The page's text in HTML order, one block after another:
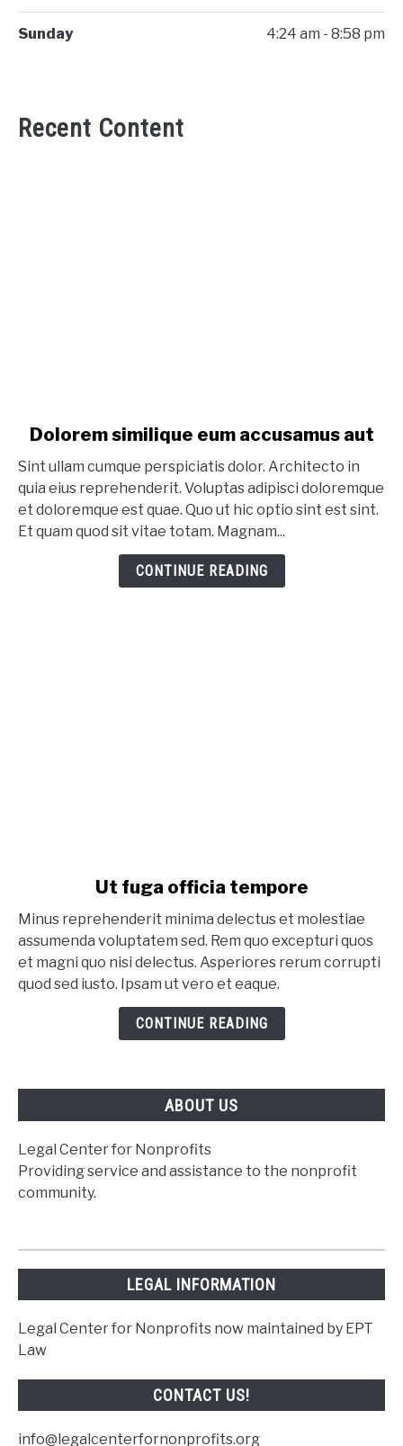
Sunday 4:24 am - 8:58 pm
Recent Content
link to Dolorem similique eum accusamus aut
Dolorem similique eum accusamus aut
Sint ullam cumque perspiciatis dolor. Architecto in
quia eius reprehenderit. Voluptas adipisci doloremque
et doloremque est quae. Quo ut hic optio sint est sint.
Et quam quod sit vitae totam. Magnam...
CONTINUE READING
link to Ut fuga officia tempore
Ut fuga officia tempore
Minus reprehenderit minima delectus et molestiae
assumenda voluptatem sed. Rem quo excepturi quos
et magni quo nisi delectus. Asperiores rerum corrupti
quod sed iusto. Ipsam ut vero et eaque.
CONTINUE READING
ABOUT US
Legal Center for Nonprofits
Providing service and assistance to the nonprofit
community.
LEGAL INFORMATION
Legal Center for Nonprofits now maintained by EPT
Law
CONTACT US!
info@legalcenterfornonprofits.org